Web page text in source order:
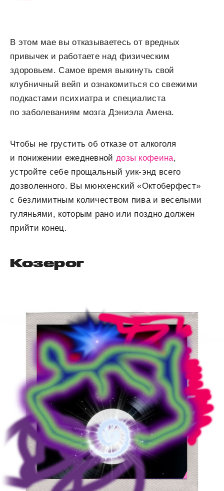
В этом мае вы отказываетесь от вредных
привычек и работаете над физическим
здоровьем. Самое время выкинуть свой
клубничный вейп и ознакомиться со свежими
подкастами психиатра и специалиста
по заболеваниям мозга Дэниэла Амена.
Чтобы не грустить об отказе от алкоголя
и понижении ежедневной дозы кофеина,
устройте себе прощальный уик-энд всего
дозволенного. Вы мюнхенский «Октоберфест»
с безлимитным количеством пива и веселыми
гуляньями, которым рано или поздно должен
прийти конец.
Козерог